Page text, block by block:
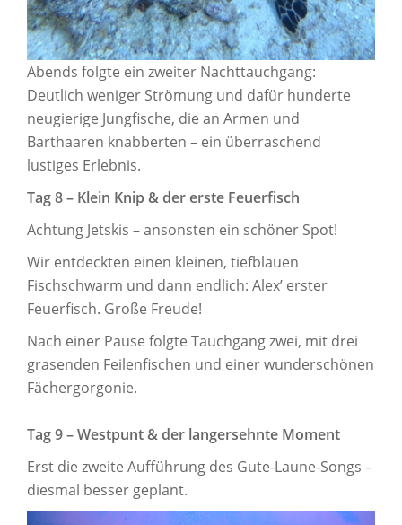
Abends folgte ein zweiter Nachttauchgang:
Deutlich weniger Strömung und dafür hunderte
neugierige Jungfische, die an Armen und
Barthaaren knabberten – ein überraschend
lustiges Erlebnis.
Tag 8 – Klein Knip & der erste Feuerfisch
Achtung Jetskis – ansonsten ein schöner Spot!
Wir entdeckten einen kleinen, tiefblauen
Fischschwarm und dann endlich: Alex’ erster
Feuerfisch. Große Freude!
Nach einer Pause folgte Tauchgang zwei, mit drei
grasenden Feilenfischen und einer wunderschönen
Fächergorgonie.
Tag 9 – Westpunt & der langersehnte Moment
Erst die zweite Aufführung des Gute-Laune-Songs –
diesmal besser geplant.